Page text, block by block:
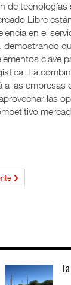
de tecnologías
Libre
en el
demostrando
clave
La
a las empresas
las
La